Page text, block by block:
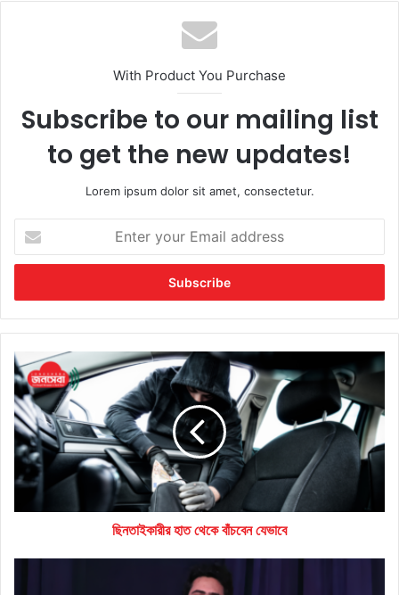
With Product You Purchase
Subscribe to our mailing list
to get the new updates!
Lorem ipsum dolor sit amet, consectetur.
your
Email
ছিনতাইকারীর
হাত
থেকে
বাঁচবেন
যেভাবে
ছিনতাইকারীর হাত থেকে বাঁচবেন যেভাবে